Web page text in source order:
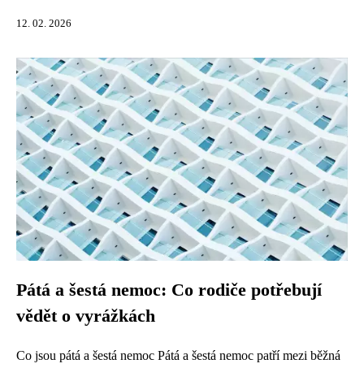
12. 02. 2026
Pátá a šestá nemoc: Co rodiče potřebují
vědět o vyrážkách
Co jsou pátá a šestá nemoc Pátá a šestá nemoc patří mezi běžná